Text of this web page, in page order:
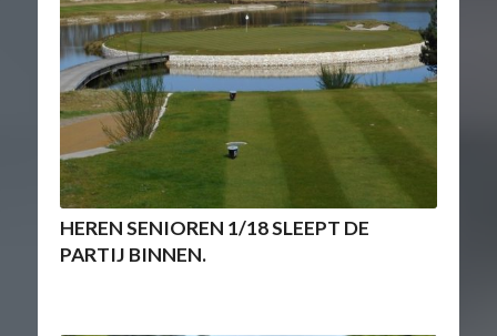
HEREN SENIOREN 1/18 SLEEPT DE
PARTIJ BINNEN.